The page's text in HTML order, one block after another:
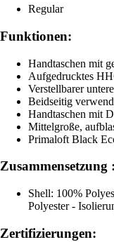
Regular
Funktionen:
Handtaschen mit
Aufgedrucktes
Verstellbarer
Beidseitig
Handtaschen mit
Mittelgroße,
Primaloft Black
Zusammensetzung :
Shell: 100%
Polyester -
Zertifizierungen: